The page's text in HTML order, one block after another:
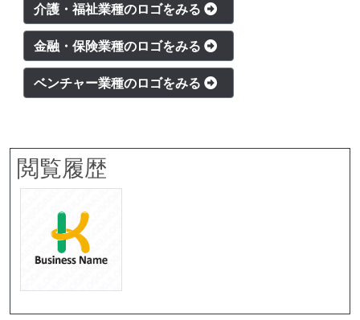
介護・福祉業種のロゴをみる
金融・保険業種のロゴをみる
ベンチャー業種のロゴをみる
閲覧履歴